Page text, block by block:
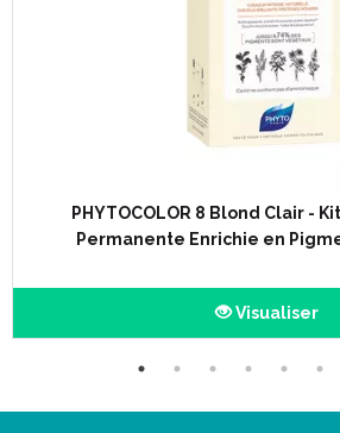
PHYTOCOLOR 8 Blond Clair -
Permanente Enrichie en
Visualiser